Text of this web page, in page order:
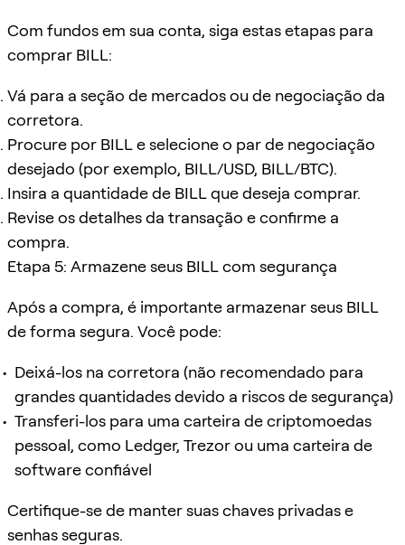
Com fundos em sua conta, siga estas etapas para
comprar BILL:
Vá para a seção de mercados ou de negociação da
corretora.
Procure por BILL e selecione o par de negociação
desejado (por exemplo, BILL/USD, BILL/BTC).
Insira a quantidade de BILL que deseja comprar.
Revise os detalhes da transação e confirme a
compra.
Etapa 5: Armazene seus BILL com segurança
Após a compra, é importante armazenar seus BILL
de forma segura. Você pode:
Deixá-los na corretora (não recomendado para
grandes quantidades devido a riscos de segurança)
Transferi-los para uma carteira de criptomoedas
pessoal, como Ledger, Trezor ou uma carteira de
software confiável
Certifique-se de manter suas chaves privadas e
senhas seguras.